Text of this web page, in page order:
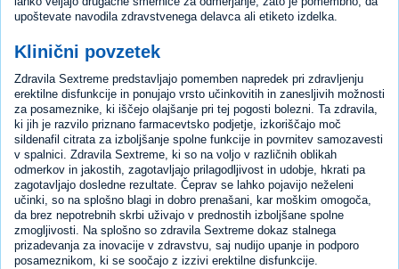
upoštevate navodila zdravstvenega delavca ali etiketo izdelka.
Klinični povzetek
Zdravila Sextreme predstavljajo pomemben napredek pri zdravljenju
erektilne disfunkcije in ponujajo vrsto učinkovitih in zanesljivih možnosti
za posameznike, ki iščejo olajšanje pri tej pogosti bolezni. Ta zdravila,
ki jih je razvilo priznano farmacevtsko podjetje, izkoriščajo moč
sildenafil citrata za izboljšanje spolne funkcije in povrnitev samozavesti
v spalnici. Zdravila Sextreme, ki so na voljo v različnih oblikah
odmerkov in jakostih, zagotavljajo prilagodljivost in udobje, hkrati pa
zagotavljajo dosledne rezultate. Čeprav se lahko pojavijo neželeni
učinki, so na splošno blagi in dobro prenašani, kar moškim omogoča,
da brez nepotrebnih skrbi uživajo v prednostih izboljšane spolne
zmogljivosti. Na splošno so zdravila Sextreme dokaz stalnega
prizadevanja za inovacije v zdravstvu, saj nudijo upanje in podporo
posameznikom, ki se soočajo z izzivi erektilne disfunkcije.